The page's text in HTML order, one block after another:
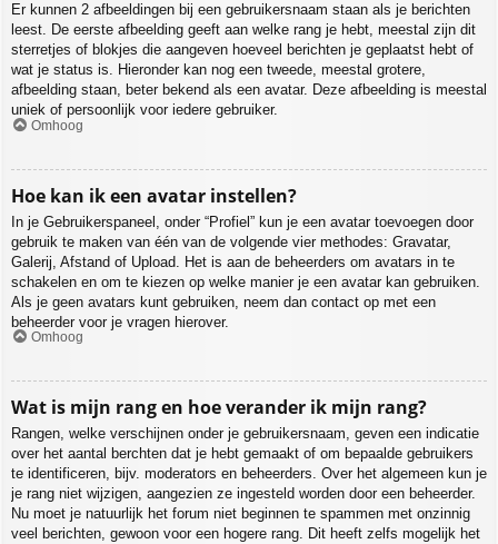
Er kunnen 2 afbeeldingen bij een gebruikersnaam staan als je berichten
leest. De eerste afbeelding geeft aan welke rang je hebt, meestal zijn dit
sterretjes of blokjes die aangeven hoeveel berichten je geplaatst hebt of
wat je status is. Hieronder kan nog een tweede, meestal grotere,
afbeelding staan, beter bekend als een avatar. Deze afbeelding is meestal
uniek of persoonlijk voor iedere gebruiker.
Omhoog
Hoe kan ik een avatar instellen?
In je Gebruikerspaneel, onder “Profiel” kun je een avatar toevoegen door
gebruik te maken van één van de volgende vier methodes: Gravatar,
Galerij, Afstand of Upload. Het is aan de beheerders om avatars in te
schakelen en om te kiezen op welke manier je een avatar kan gebruiken.
Als je geen avatars kunt gebruiken, neem dan contact op met een
beheerder voor je vragen hierover.
Omhoog
Wat is mijn rang en hoe verander ik mijn rang?
Rangen, welke verschijnen onder je gebruikersnaam, geven een indicatie
over het aantal berchten dat je hebt gemaakt of om bepaalde gebruikers
te identificeren, bijv. moderators en beheerders. Over het algemeen kun je
je rang niet wijzigen, aangezien ze ingesteld worden door een beheerder.
Nu moet je natuurlijk het forum niet beginnen te spammen met onzinnig
veel berichten, gewoon voor een hogere rang. Dit heeft zelfs mogelijk het